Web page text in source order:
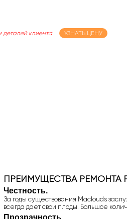
деталей клиента УЗНАТЬ ЦЕНУ
ПРЕИМУЩЕСТВА РЕМОНТА
Честность.
За годы существования Maclouds
всегда дает свои плоды. Большое
Прозрачность.